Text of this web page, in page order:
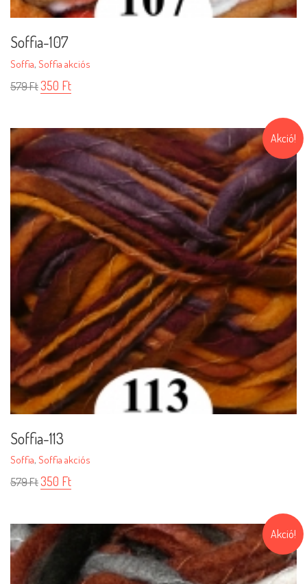
Soffia-107
Soffia, Soffia akciós
579Ft 350 Ft
Akció!
Soffia-113
Soffia, Soffia akciós
579Ft 350 Ft
Akció!